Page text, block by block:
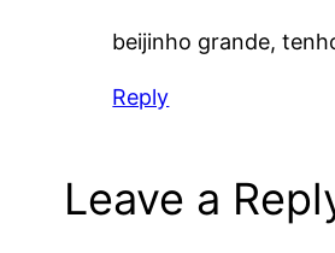
beijinho grande,
Reply
Leave a